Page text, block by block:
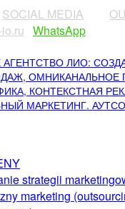
SOCIAL MEDIA
WhatsApp
strategii
marketing